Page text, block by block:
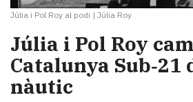
Júlia i Pol Roy al podi | Júlia Roy
Júlia i Pol Roy
Catalunya Sub‑21
nàutic